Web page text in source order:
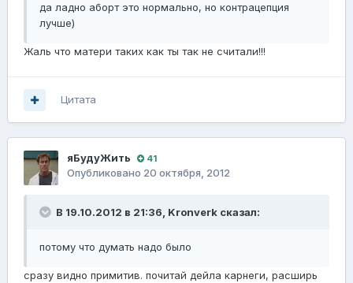
да ладно аборт это нормально, но контрацепция
лучше)
Жаль что матери таких как ты так не считали!!!
Цитата
яБудуЖить 41
Опубликовано 20 октября, 2012
В 19.10.2012 в 21:36, Kronverk сказал:
потому что думать надо было
сразу видно примитив. почитай дейла карнеги, расширь